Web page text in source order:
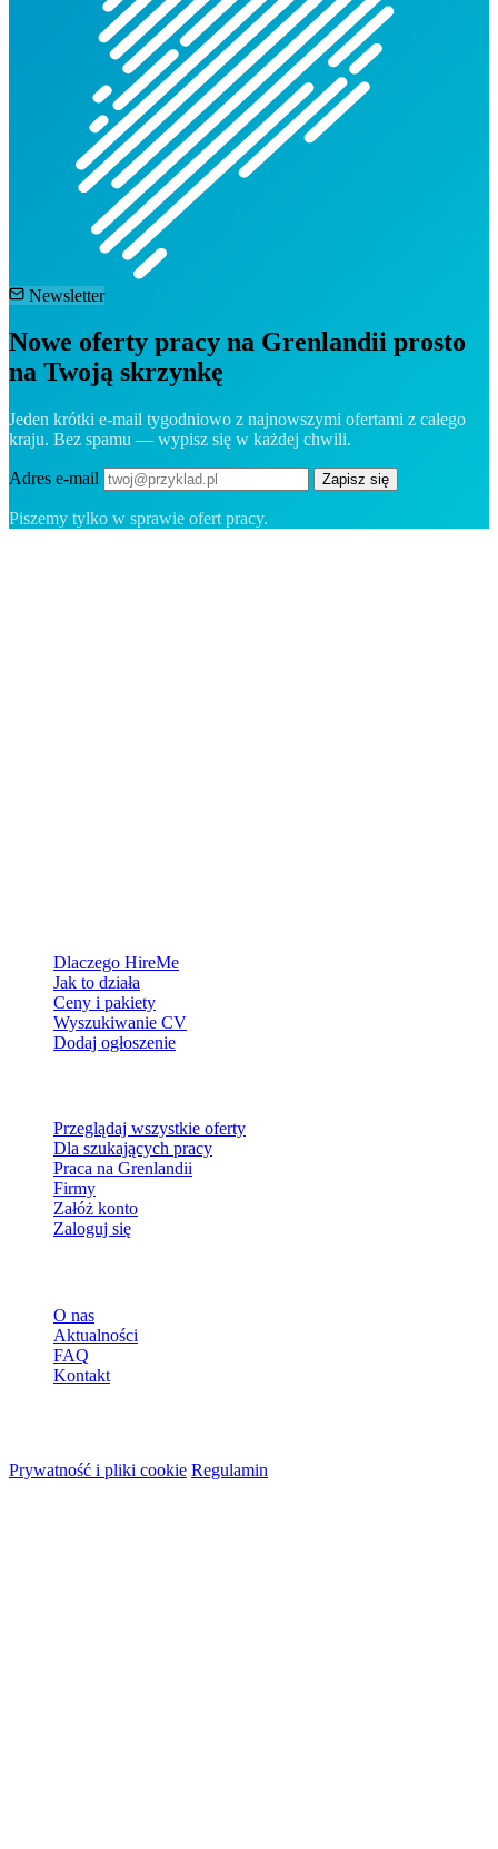
Newsletter
Nowe oferty pracy na Grenlandii prosto
na Twoją skrzynkę
Jeden krótki e-mail tygodniowo z najnowszymi ofertami z całego
kraju. Bez spamu — wypisz się w każdej chwili.
Adres e-mail Zapisz się
Piszemy tylko w sprawie ofert pracy.
Dlaczego HireMe
Jak to działa
Ceny i pakiety
Wyszukiwanie CV
Dodaj ogłoszenie
Przeglądaj wszystkie oferty
Dla szukających pracy
Praca na Grenlandii
Firmy
Załóż konto
Zaloguj się
O nas
Aktualności
FAQ
Kontakt
Prywatność i pliki cookie Regulamin